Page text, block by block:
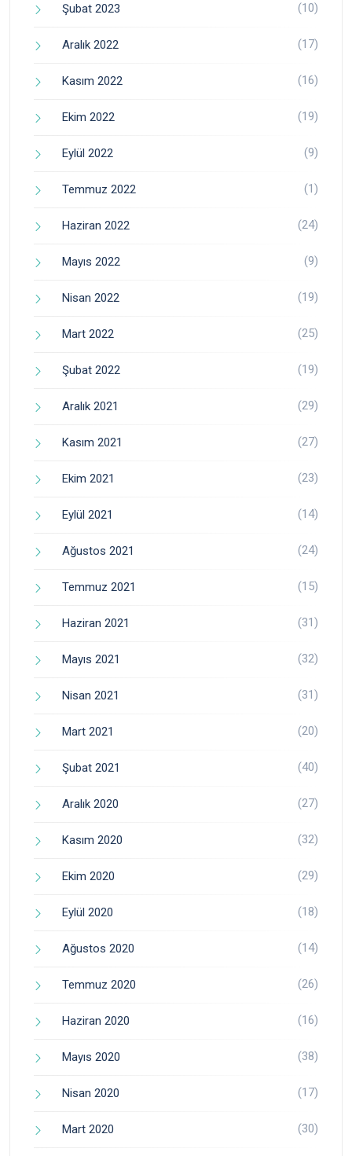
Şubat 2023 (10)
Aralık 2022 (17)
Kasım 2022 (16)
Ekim 2022 (19)
Eylül 2022 (9)
Temmuz 2022 (1)
Haziran 2022 (24)
Mayıs 2022 (9)
Nisan 2022 (19)
Mart 2022 (25)
Şubat 2022 (19)
Aralık 2021 (29)
Kasım 2021 (27)
Ekim 2021 (23)
Eylül 2021 (14)
Ağustos 2021 (24)
Temmuz 2021 (15)
Haziran 2021 (31)
Mayıs 2021 (32)
Nisan 2021 (31)
Mart 2021 (20)
Şubat 2021 (40)
Aralık 2020 (27)
Kasım 2020 (32)
Ekim 2020 (29)
Eylül 2020 (18)
Ağustos 2020 (14)
Temmuz 2020 (26)
Haziran 2020 (16)
Mayıs 2020 (38)
Nisan 2020 (17)
Mart 2020 (30)